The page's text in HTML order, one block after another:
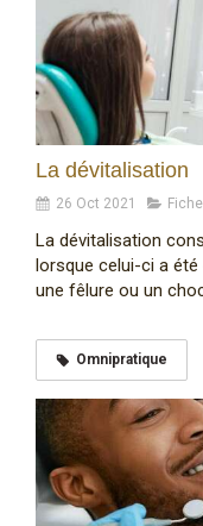
La dévitalisation
26 Oct 2021
La dévitalisation
lorsque celui-ci a
une fêlure ou un
Omnipratique